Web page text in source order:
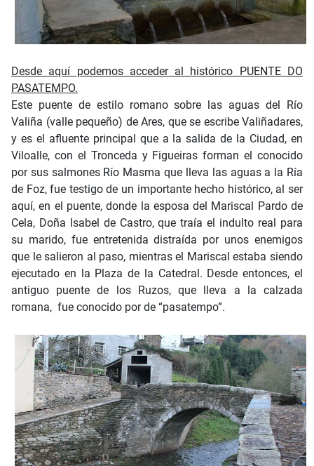
Desde aquí podemos acceder al histórico PUENTE DO
PASATEMPO.
Este puente de estilo romano sobre las aguas del Río
Valiña (valle pequeño) de Ares, que se escribe Valiñadares,
y es el afluente principal que a la salida de la Ciudad, en
Viloalle, con el Tronceda y Figueiras forman el conocido
por sus salmones Río Masma que lleva las aguas a la Ría
de Foz, fue testigo de un importante hecho histórico, al ser
aquí, en el puente, donde la esposa del Mariscal Pardo de
Cela, Doña Isabel de Castro, que traía el indulto real para
su marido, fue entretenida distraída por unos enemigos
que le salieron al paso, mientras el Mariscal estaba siendo
ejecutado en la Plaza de la Catedral. Desde entonces, el
antiguo puente de los Ruzos, que lleva a la calzada
romana, fue conocido por de “pasatempo”.